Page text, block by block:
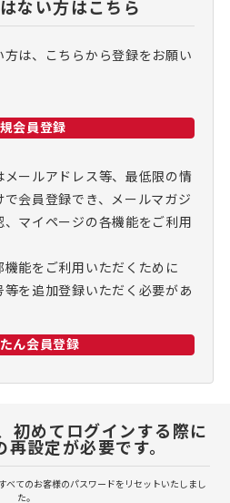
ない方はこちら
は、こちらから登録をお願い
会員登録
メールアドレス等、最低限の情
会員登録でき、メールマガジ
マイページの各機能をご利用
能をご利用いただくために
を追加登録いただく必要があ
ん会員登録
初めてログインする際に
設定が必要です。
べてのお客様のパスワードをリセットいたしまし
た。